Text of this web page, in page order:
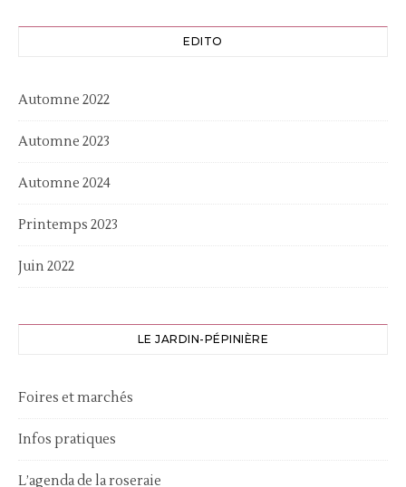
EDITO
Automne 2022
Automne 2023
Automne 2024
Printemps 2023
Juin 2022
LE JARDIN-PÉPINIÈRE
Foires et marchés
Infos pratiques
L’agenda de la roseraie